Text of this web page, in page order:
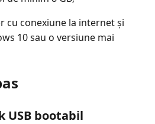
cu conexiune la internet și
10 sau o versiune mai
USB bootabil